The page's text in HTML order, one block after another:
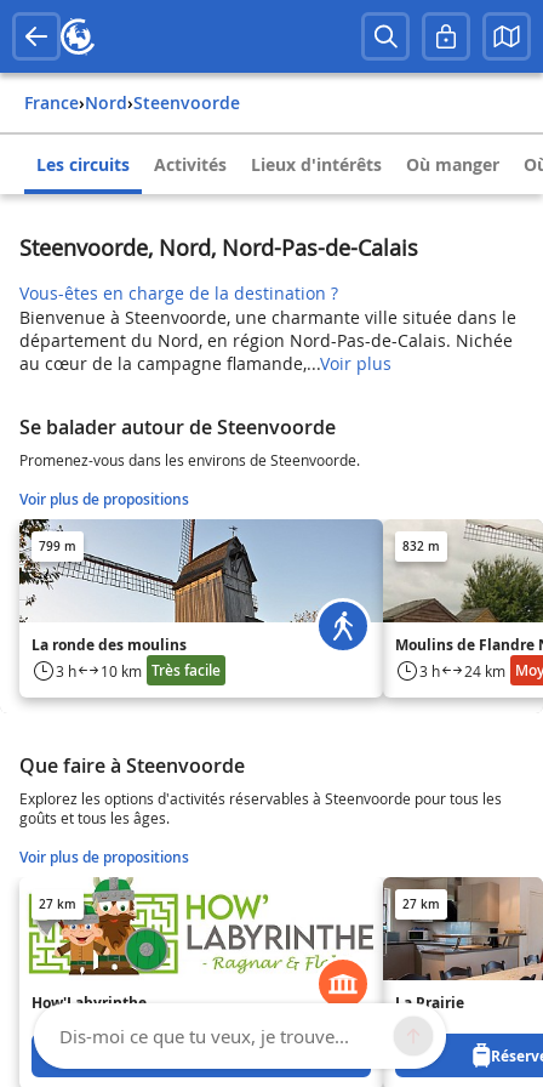
France› Nord› Steenvoorde
Les circuits Activités Lieux d'intérêts Où manger
Steenvoorde, Nord, Nord-Pas-de-Calais
Vous-êtes en charge de la destination ?
Bienvenue à Steenvoorde, une charmante ville située dans le
département du Nord, en région Nord-Pas-de-Calais. Nichée
au cœur de la campagne flamande,...Voir plus
Se balader autour de Steenvoorde
Promenez-vous dans les environs de Steenvoorde.
Voir plus de propositions
799 m
La ronde des moulins
3 h 10 km Très facile
832 m
Moulins de Flandre
3 h 24 km
Que faire à Steenvoorde
Explorez les options d'activités réservables à Steenvoorde pour tous les
goûts et tous les âges.
Voir plus de propositions
27 km
How'Labyrinthe
27 km
La Prairie
Dis-moi ce que tu veux, je trouve...